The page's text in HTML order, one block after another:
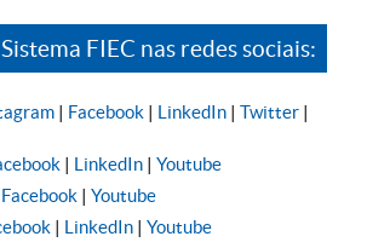
FIEC nas redes sociais:
| Facebook | LinkedIn | Twitter |
| LinkedIn | Youtube
Facebook | Youtube
| LinkedIn | Youtube